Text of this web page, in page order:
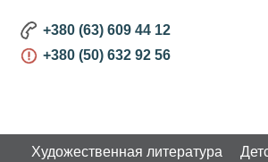
+380 (63) 609 44 12
+380 (50) 632 92 56
Художественная литература